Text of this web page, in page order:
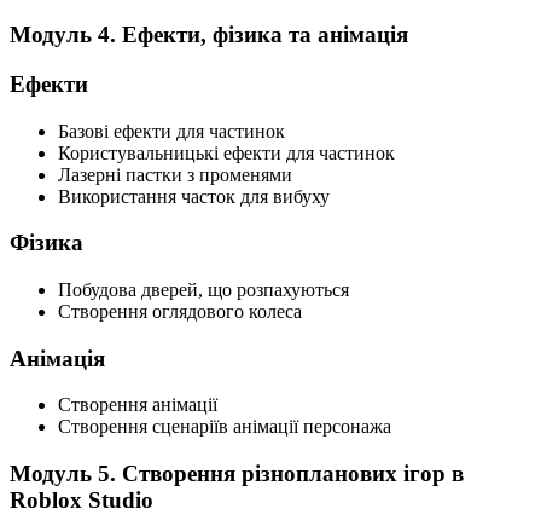
Модуль 4. Ефекти, фізика та анімація
Ефекти
Базові ефекти для частинок
Користувальницькі ефекти для частинок
Лазерні пастки з променями
Використання часток для вибуху
Фізика
Побудова дверей, що розпахуються
Створення оглядового колеса
Анімація
Створення анімації
Створення сценаріїв анімації персонажа
Модуль 5. Створення різнопланових ігор в
Roblox Studio